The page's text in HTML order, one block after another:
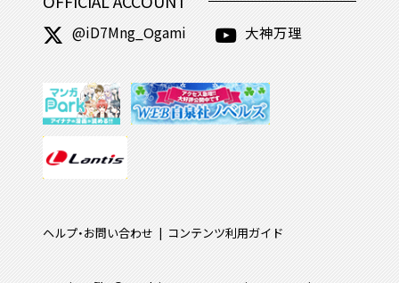
@iD7Mng_Ogami 大神万理
ヘルプ・お問い合わせ コンテンツ利用ガイド